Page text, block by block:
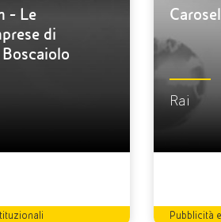
- Le
di
Rai
Pubblicità